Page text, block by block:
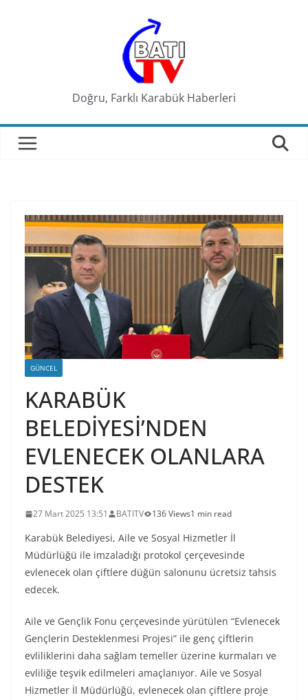
Doğru, Farklı Karabük Haberleri
GÜNCEL
KARABÜK
BELEDİYESİ’NDEN
EVLENECEK OLANLARA
DESTEK
27 Mart 2025 13:51 BATITV 136 Views1 min read
Karabük Belediyesi, Aile ve Sosyal Hizmetler İl
Müdürlüğü ile imzaladığı protokol çerçevesinde
evlenecek olan çiftlere düğün salonunu ücretsiz tahsis
edecek.
Aile ve Gençlik Fonu çerçevesinde yürütülen “Evlenecek
Gençlerin Desteklenmesi Projesi” ile genç çiftlerin
evliliklerini daha sağlam temeller üzerine kurmaları ve
evliliğe teşvik edilmeleri amaçlanıyor. Aile ve Sosyal
Hizmetler İl Müdürlüğü, evlenecek olan çiftlere proje